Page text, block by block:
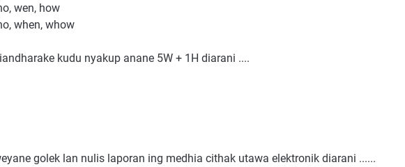
wen, how
when, whow
kudu nyakup anane 5W + 1H diarani ....
golek lan nulis laporan ing medhia cithak utawa elektronik diarani ......